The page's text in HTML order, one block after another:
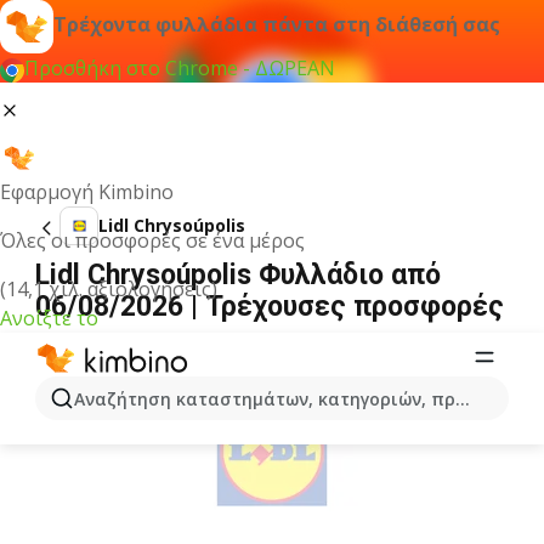
Τρέχοντα φυλλάδια πάντα στη διάθεσή σας
Προσθήκη στο Chrome - ΔΩΡΕΑΝ
Εφαρμογή Kimbino
Όλες οι προσφορές σε ένα μέρος
(14,1 χιλ. αξιολογήσεις)
Ανοίξτε το
Αναζήτηση καταστημάτων, κατηγοριών, προϊόντων...
Lidl Chrysoúpolis
Lidl Chrysoúpolis Φυλλάδιο από
06/08/2026 | Τρέχουσες προσφορές